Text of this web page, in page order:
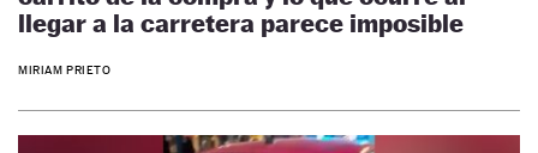
llegar a la carretera parece imposible
MIRIAM PRIETO